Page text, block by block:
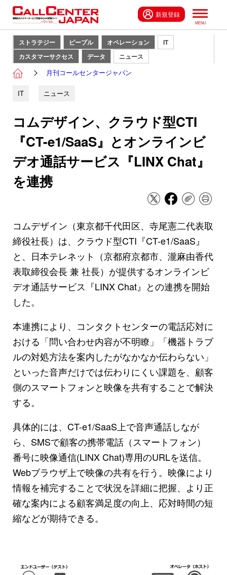
新規登録
ストラテジー ピープル オペレーション
IT
カスタマーサクセス
データ ニュース
月刊コールセンタージャパン
IT ニュース
コムデザイン、クラウド型CTI
『CT-e1/SaaS』とオンラインビ
デオ通話サービス『LINX Chat』
を連携
コムデザイン（東京都千代田区、寺尾憲二代表取
締役社長）は、クラウド型CTI『CT-e1/SaaS』
と、日本テレネット（京都府京都市、瀧麻由香代
表取締役会長 兼 社長）が提供するオンラインビ
デオ通話サービス『LINX Chat』との連携を開始
した。
本連携により、コンタクトセンターの電話応対に
おける「問い合わせ内容が不明瞭」「機器トラブ
ルの対処方法を案内したがなかなか伝わらない」
といった音声だけでは伝わりにくい課題を、顧客
側のスマートフォンと映像を共有することで解決
する。
具体的には、CT-e1/SaaS上で音声通話しなが
ら、SMSで顧客の携帯電話（スマートフォン）
番号に映像通信(LINX Chat)専用のURLを送信。
Webブラウザ上で映像の共有を行う。映像により
情報を補完することで状況を詳細に把握、より正
確な案内による顧客満足度の向上、応対時間の短
縮などが期待できる。